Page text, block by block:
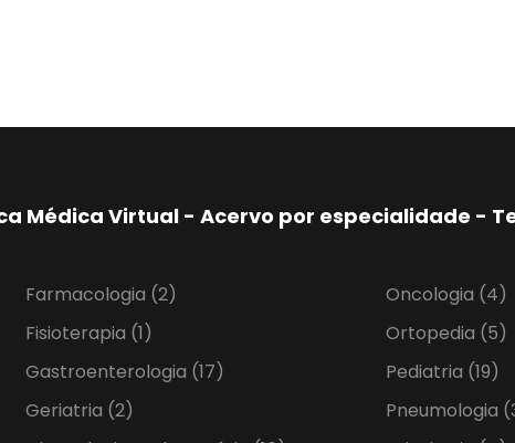
Médica Virtual - Acervo por especialidade -
Farmacologia (2)
Fisioterapia (1)
Gastroenterologia (17)
Geriatria (2)
Oncologia (4)
Ortopedia (5)
Pediatria (19)
Pneumologia